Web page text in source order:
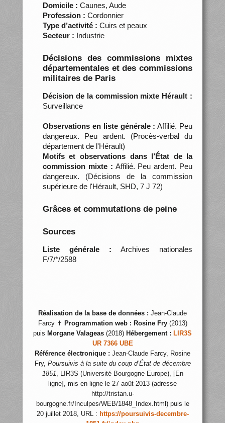
Domicile : Caunes, Aude
Profession : Cordonnier
Type d’activité : Cuirs et peaux
Secteur : Industrie
Décisions des commissions mixtes
départementales et des commissions
militaires de Paris
Décision de la commission mixte Hérault :
Surveillance
Observations en liste générale : Affilié. Peu
dangereux. Peu ardent. (Procès-verbal du
département de l'Hérault)
Motifs et observations dans l’État de la
commission mixte : Affilié. Peu ardent. Peu
dangereux. (Décisions de la commission
supérieure de l'Hérault, SHD, 7 J 72)
Grâces et commutations de peine
Sources
Liste générale : Archives nationales
F/7/*/2588
Réalisation de la base de données : Jean-Claude
Farcy ✝ Programmation web : Rosine Fry(2013)
puis Morgane Valageas (2018) Hébergement : LIR3S
UR 7366 UBE
Référence électronique : Jean-Claude Farcy, Rosine
Fry, Poursuivis à la suite du coup d’État de décembre
1851, LIR3S (Université Bourgogne Europe), [En
ligne], mis en ligne le 27 août 2013 (adresse
http://tristan.u-
bourgogne.fr/Inculpes/WEB/1848_Index.html) puis le
20 juillet 2018, URL : https://poursuivis-decembre-